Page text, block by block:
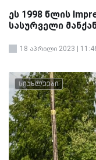
ეს 1998 წლის
სასურველი
18 აპრილი 2023 |
სიახლეები